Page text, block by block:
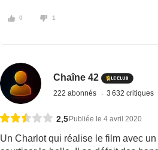
0 1
Chaîne 42
222 abonnés 3 632 critiques
2,5 Publiée le 4 avril 2020
Un Charlot qui réalise le film avec